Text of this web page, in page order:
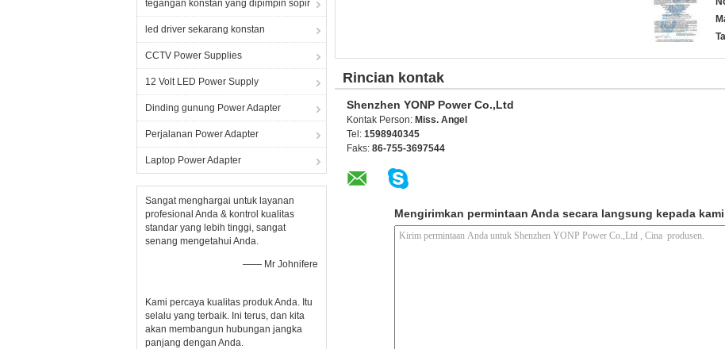
tegangan konstan yang dipimpin sopir
led driver sekarang konstan
CCTV Power Supplies
12 Volt LED Power Supply
Dinding gunung Power Adapter
Perjalanan Power Adapter
Laptop Power Adapter
Sangat menghargai untuk layanan
profesional Anda & kontrol kualitas
standar yang lebih tinggi, sangat
senang mengetahui Anda.
—— Mr Johnifere
Kami percaya kualitas produk Anda. Itu
selalu yang terbaik. Ini terus, dan kita
akan membangun hubungan jangka
panjang dengan Anda.
Rincian kontak
Shenzhen YONP Power Co.,Ltd
Kontak Person: Miss. Angel
Tel: 1598940345
Faks: 86-755-3697544
Mengirimkan permintaan Anda secara langsung kepada kami